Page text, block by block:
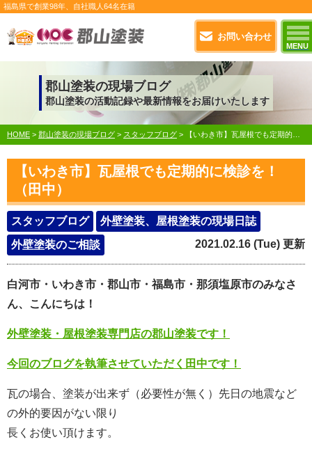
お問い合わせ
MENU
福島県で創業98年 、自社職人 64名在籍
郡山塗装の現場ブログ
郡山塗装の活動記録や最新情報をお届けいたします
HOME > 郡山塗装の現場ブログ > スタッフブログ > 【いわき市】瓦屋根でも定期的に検診を！（田中）
【いわき市】瓦屋根でも定期的に検診を！
（田中）
スタッフブログ
外壁塗装、屋根塗装の現場日誌
外壁塗装のご相談
2021.02.16 (Tue) 更新
白河市・いわき市・郡山市・福島市・那須塩原市のみなさ
ん、こんにちは！
外壁塗装・屋根塗装専門店の郡山塗装です！
今回のブログを執筆させていただく田中です！
瓦の場合、塗装が出来ず（必要性が無く）先日の地震など
の外的要因がない限り
長くお使い頂けます。